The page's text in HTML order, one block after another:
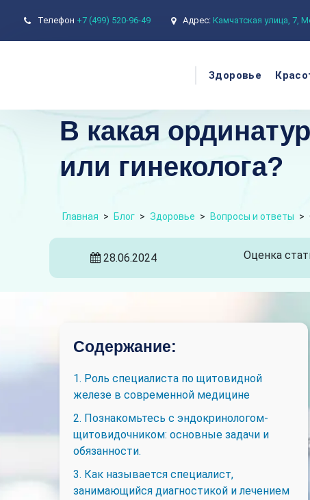
Телефон +7 (499) 520-96-49 Адрес: Камчатская улица, 7,
Здоровье
В какая
или гинеколога?
Главная > Блог > Здоровье > Вопросы и ответы >
28.06.2024 Оценка
Содержание:
1. Роль специалиста по щитовидной
железе в современной медицине
2. Познакомьтесь с эндокринологом-
щитовидочником: основные задачи и
обязанности.
3. Как называется специалист,
занимающийся диагностикой и лечением